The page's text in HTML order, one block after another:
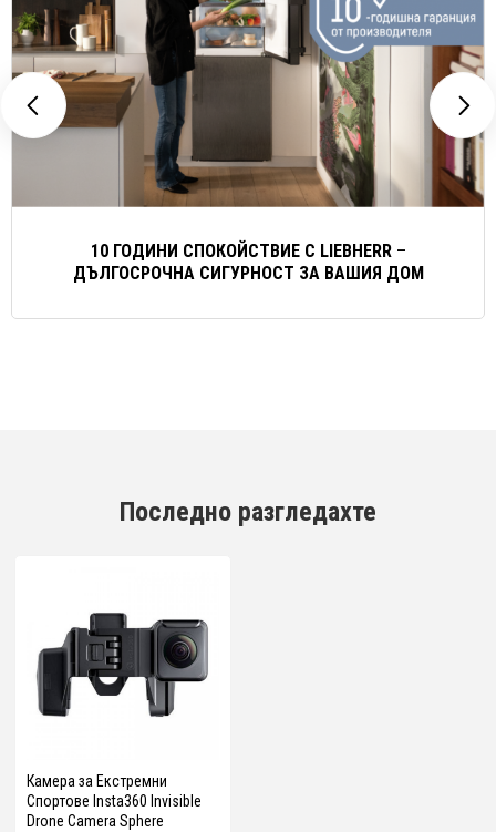
10 ГОДИНИ СПОКОЙСТВИЕ С LIEBHERR –
ДЪЛГОСРОЧНА СИГУРНОСТ ЗА ВАШИЯ ДОМ
Последно разгледахте
Камера за Екстремни
Спортове Insta360 Invisible
Drone Camera Sphere